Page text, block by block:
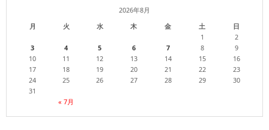
2026年8月
月
火 水 木 金 土 日
« 7月
1
2
3
4 5 6 7 8
9
10
11 12 13 14 15
16
17
18 19 20 21 22
23
24
25 26 27 28 29
30
31